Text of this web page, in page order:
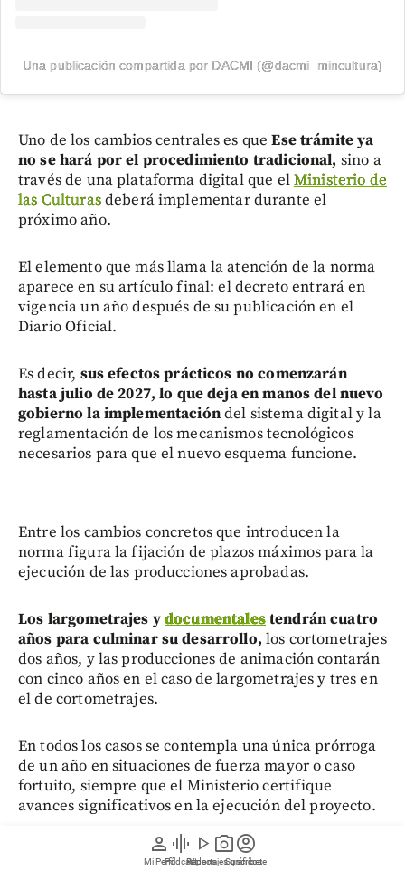
person
Mi Perfil
graphic_eq
Pódcast
play_arrow
Videos
photo_camera
Reportajes gráficos
account_circle
Suscríbete
Una publicación compartida por DACMI (@dacmi_mincultura)
Uno de los cambios centrales es que Ese trámite ya
no se hará por el procedimiento tradicional, sino a
través de una plataforma digital que elMinisterio de
las Culturasdeberá implementar durante el
próximo año.
El elemento que más llama la atención de la norma
aparece en su artículo final: el decreto entrará en
vigencia un año después de su publicación en el
Diario Oficial.
Es decir, sus efectos prácticos no comenzarán
hasta julio de 2027, lo que deja en manos del nuevo
gobierno la implementacióndel sistema digital y la
reglamentación de los mecanismos tecnológicos
necesarios para que el nuevo esquema funcione.
Entre los cambios concretos que introducen la
norma figura la fijación de plazos máximos para la
ejecución de las producciones aprobadas.
Los largometrajes ydocumentalestendrán cuatro
años para culminar su desarrollo, los cortometrajes
dos años, y las producciones de animación contarán
con cinco años en el caso de largometrajes y tres en
el de cortometrajes.
En todos los casos se contempla una única prórroga
de un año en situaciones de fuerza mayor o caso
fortuito, siempre que el Ministerio certifique
avances significativos en la ejecución del proyecto.